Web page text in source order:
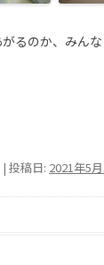
るのか、みん
| 投稿日: 2021年5